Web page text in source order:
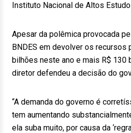
Instituto Nacional de Altos
Apesar da polêmica provocada
BNDES em devolver os recursos
bilhões neste ano e mais R$ 130
diretor defendeu a decisão do
“A demanda do governo é
tem aumentando
ela suba muito, por causa da